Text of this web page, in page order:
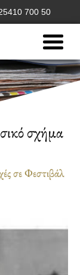
700 50
σχήμα
σε Φεστιβάλ